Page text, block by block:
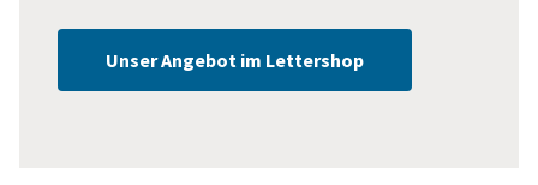
Unser Angebot im Lettershop